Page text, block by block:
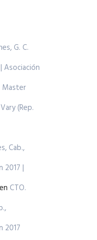
G. C.
Asociación
Master
(Rep.
Cab.,
2017 |
en CTO.
2017